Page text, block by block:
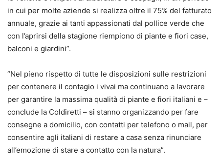
in cui per molte aziende si realizza oltre il 75% del fatturato
annuale, grazie ai tanti appassionati dal pollice verde che
con l’aprirsi della stagione riempiono di piante e fiori case,
balconi e giardini”.
“Nel pieno rispetto di tutte le disposizioni sulle restrizioni
per contenere il contagio i vivai ma continuano a lavorare
per garantire la massima qualità di piante e fiori italiani e –
conclude la Coldiretti – si stanno organizzando per fare
consegne a domicilio, con contatti per telefono o mail, per
consentire agli italiani di restare a casa senza rinunciare
all’emozione di stare a contatto con la natura”.​